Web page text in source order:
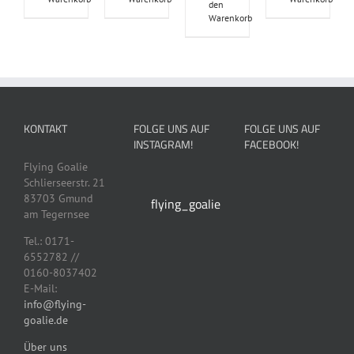
den
Warenkorb
KONTAKT
Flying Goalie
Schlierseerstr. 21
83703 Gmund
am Tegernsee
Tel.: 0171-
6552782 //
0160-8037402
E-Mail:
info@flying-
goalie.de
Über uns
FOLGE UNS AUF
INSTAGRAM!
flying_goalie
FOLGE UNS AUF
FACEBOOK!